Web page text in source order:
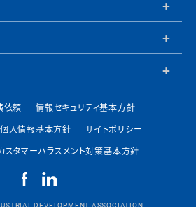
依頼
情報セキュリティ基本方針
人情報基本方針
サイトポリシー
スタマーハラスメント対策基本方針